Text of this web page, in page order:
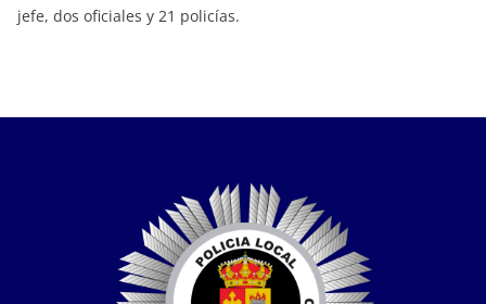
jefe, dos oficiales y 21 policías.